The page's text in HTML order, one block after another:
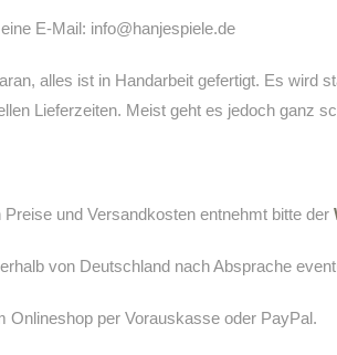
E-Mail: info@hanjespiele.de
alles ist in Handarbeit gefertigt. Es wird
Lieferzeiten. Meist geht es jedoch ganz
Preise und Versandkosten entnehmt bitte der
von Deutschland nach Absprache
Onlineshop per Vorauskasse oder PayPal.